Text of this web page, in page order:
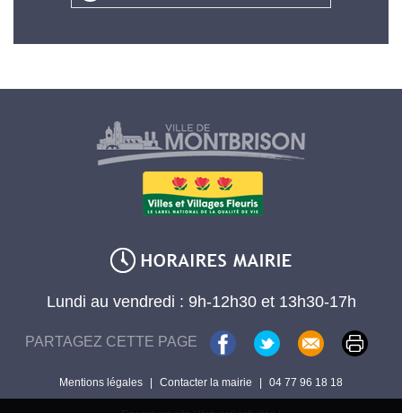
Lundi au vendredi : 9h-12h30 et 13h30-17h
PARTAGEZ CETTE PAGE
Mentions légales | Contacter la mairie | 04 77 96 18 18